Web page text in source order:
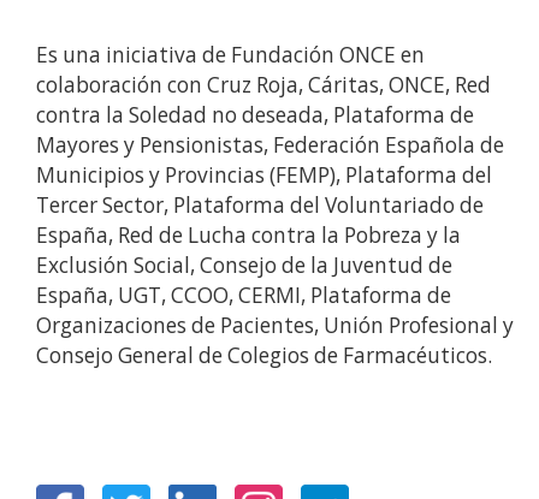
Es una iniciativa de Fundación ONCE en
colaboración con Cruz Roja, Cáritas, ONCE, Red
contra la Soledad no deseada, Plataforma de
Mayores y Pensionistas, Federación Española de
Municipios y Provincias (FEMP), Plataforma del
Tercer Sector, Plataforma del Voluntariado de
España, Red de Lucha contra la Pobreza y la
Exclusión Social, Consejo de la Juventud de
España, UGT, CCOO, CERMI, Plataforma de
Organizaciones de Pacientes, Unión Profesional y
Consejo General de Colegios de Farmacéuticos.